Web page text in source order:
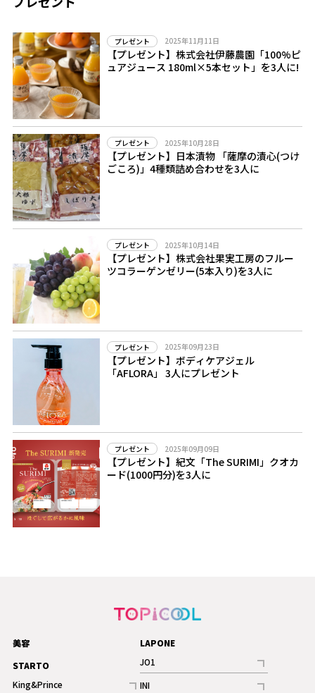
プレゼント 2025年11月11日
【プレゼント】株式会社伊藤農園「100%ピ
ュアジュース 180ml×5本セット」を3人に!
プレゼント 2025年10月28日
【プレゼント】日本漬物 「薩摩の漬心(つけ
ごころ)」4種類詰め合わせを3人に
プレゼント 2025年10月14日
【プレゼント】株式会社果実工房のフルー
ツコラーゲンゼリー(5本入り)を3人に
プレゼント 2025年09月23日
【プレゼント】ボディケアジェル
「AFLORA」 3人にプレゼント
プレゼント 2025年09月09日
【プレゼント】紀文「The SURIMI」クオカ
ード(1000円分)を3人に
美容
STARTO
King&Prince
LAPONE
JO1
記事
INI